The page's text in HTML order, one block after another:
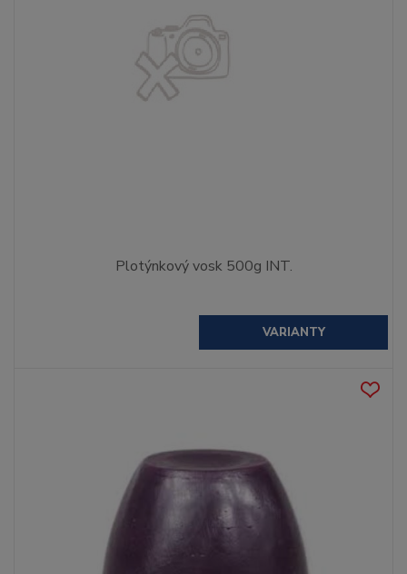
Plotýnkový vosk 500g INT.
VARIANTY